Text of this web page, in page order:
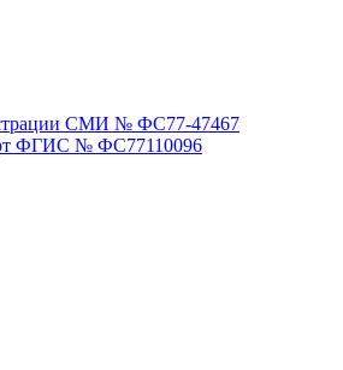
СМИ № ФС77-47467
ФГИС № ФС77110096